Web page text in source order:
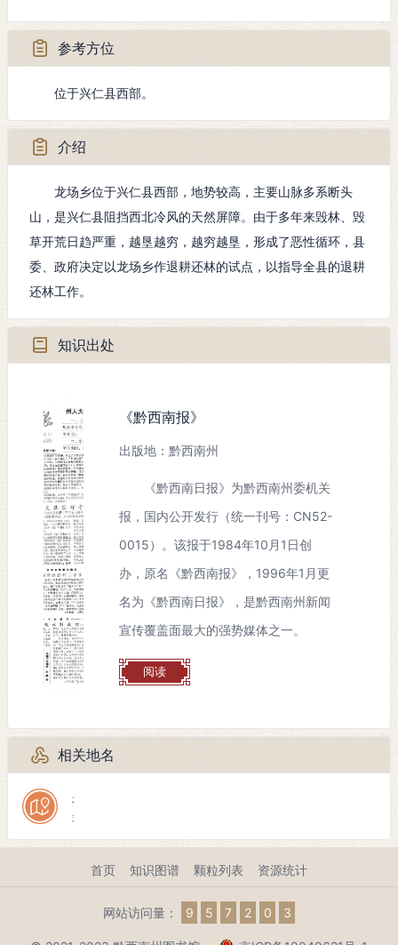
分
类：
乡(镇、街道)
隶
兴仁县
参考方位
位于兴仁县西部。
介绍
龙场乡位于兴仁县西部，地势较高，主要山脉多系断头
山，是兴仁县阻挡西北冷风的天然屏障。由于多年来毁林、毁
草开荒日趋严重，越垦越穷，越穷越垦，形成了恶性循环，县
委、政府决定以龙场乡作退耕还林的试点，以指导全县的退耕
还林工作。
知识出处
《黔西南报》
出版地：黔西南州
《黔西南日报》为黔西南州委机关
报，国内公开发行（统一刊号：CN52-
0015）。该报于1984年10月1日创
办，原名《黔西南报》，1996年1月更
名为《黔西南日报》，是黔西南州新闻
宣传覆盖面最大的强势媒体之一。
阅读
相关地名
首页 知识图谱 颗粒列表 资源统计
网站访问量： 9 5 7 2 0 3